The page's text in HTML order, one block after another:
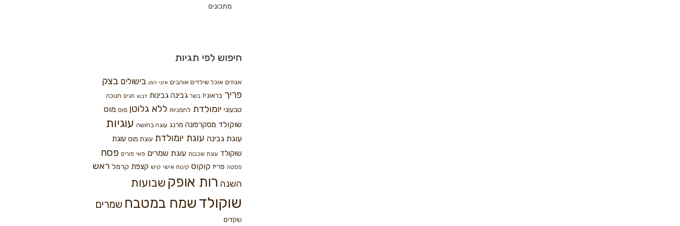
מתכונים
חיפוש לפי תגיות
אגוזים אוכל שילדים אוהבים אזני המן בישולים בצק
פריך בראוניז בשר גבינה גבינות דבש חגים חנוכה
טבעוני יומולדת לחמניות ללא גלוטן מוס מוס
שוקולד מסקרפונה מרנג עוגה בחושה עוגיות
עוגת גבינה עוגת יומולדת עוגת מוס עוגת
שוקולד עוגת שכבות עוגת שמרים פאי פורים פסח
פסטה פריז קוקוס קינוח אישי קיש קצפת קרמל ראש
השנה רות אופק שבועות
שוקולד שמח במטבח שמרים
שקדים